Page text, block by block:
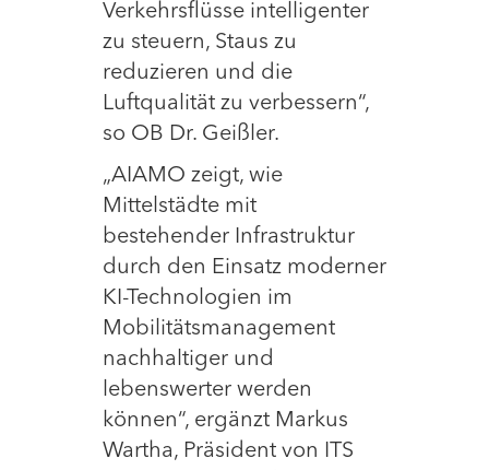
Verkehrsflüsse intelligenter
zu steuern, Staus zu
reduzieren und die
Luftqualität zu verbessern“,
so OB Dr. Geißler.
„AIAMO zeigt, wie
Mittelstädte mit
bestehender Infrastruktur
durch den Einsatz moderner
KI-Technologien im
Mobilitätsmanagement
nachhaltiger und
lebenswerter werden
können“, ergänzt Markus
Wartha, Präsident von ITS